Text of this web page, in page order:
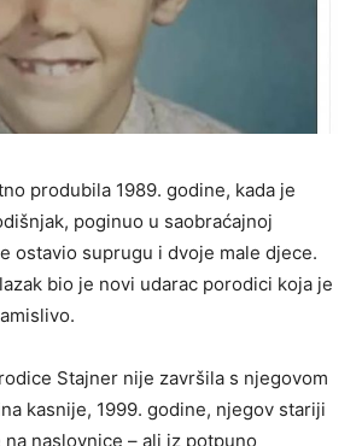
produbila 1989. godine, kada je
poginuo u saobraćajnoj
ostavio suprugu i dvoje male djece.
bio je novi udarac porodici koja je
Stajner nije završila s njegovom
kasnije, 1999. godine, njegov stariji
naslovnice – ali iz potpuno